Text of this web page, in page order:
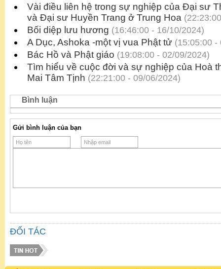
Vài điều liên hệ trong sự nghiệp của Đại sư
và Đại sư Huyền Trang ở Trung Hoa
Bối diệp lưu hương (16:46:00 - 16/10/2024)
A Dục, Ashoka -một vị vua Phật tử (15:05:00 -
Bác Hồ và Phật giáo (19:08:00 - 02/09/2024)
Tìm hiểu về cuộc đời và sự nghiệp của Hoà
Mai Tâm Tịnh (22:21:00 - 09/06/2024)
Bình luận
Gửi bình luận của bạn
ĐỐI TÁC